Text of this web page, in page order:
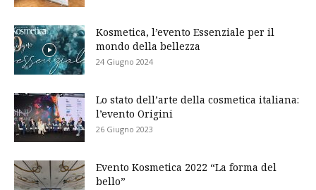
Kosmetica, l’evento Essenziale per il
mondo della bellezza
24 Giugno 2024
Lo stato dell’arte della cosmetica italiana:
l’evento Origini
26 Giugno 2023
Evento Kosmetica 2022 “La forma del
bello”